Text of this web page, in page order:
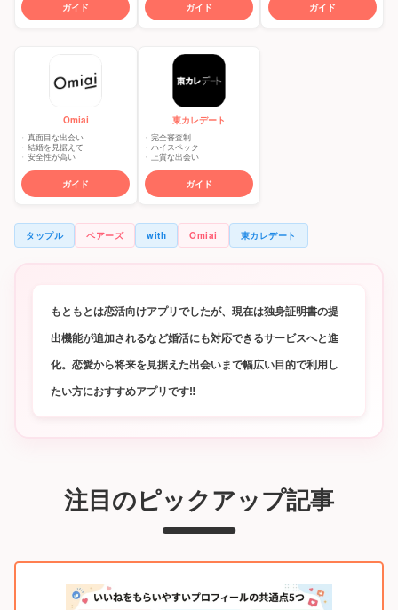
ガイド ガイド ガイド
Omiai
真面目な出会い
結婚を見据えて
安全性が高い
ガイド
東カレデート
完全審査制
ハイスペック
上質な出会い
ガイド
タップル ペアーズ with Omiai 東カレデート
もともとは恋活向けアプリでしたが、現在は独身証明書の提
出機能が追加されるなど婚活にも対応できるサービスへと進
化。恋愛から将来を見据えた出会いまで幅広い目的で利用し
たい方におすすめアプリです‼
注目のピックアップ記事